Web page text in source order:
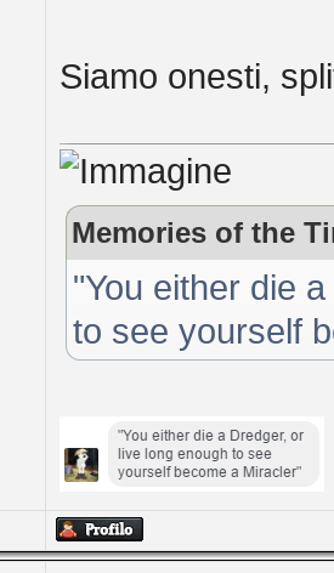
Siamo onesti,
Memories of the
"You either die
to see yourself